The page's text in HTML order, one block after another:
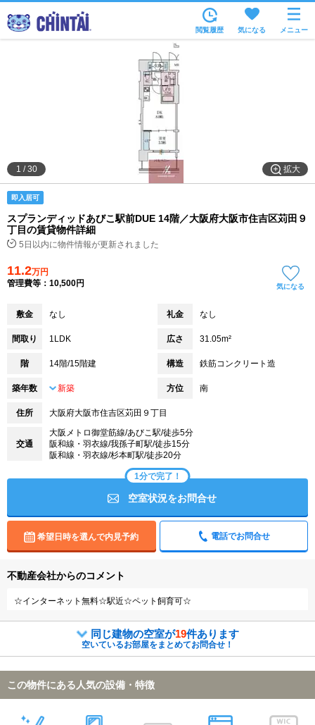
沿線・駅から
住所から
家賃相場から
物件特集から
不動産会社から
閲覧履歴 気になる メニュー
拡大
1 /30
即入居可
スプランディッドあびこ駅前DUE 14階／大阪府大阪市住吉区苅田９
丁目の賃貸物件詳細
5日以内に物件情報が更新されました
11.2万円
管理費等：10,500円
気になる
敷金 なし 礼金 なし
間取り 1LDK 広さ 31.05m²
階 14階/15階建 構造 鉄筋コンクリート造
築年数 新築 方位 南
住所 大阪府大阪市住吉区苅田９丁目
交通
大阪メトロ御堂筋線/あびこ駅/徒歩5分
阪和線・羽衣線/我孫子町駅/徒歩15分
阪和線・羽衣線/杉本町駅/徒歩20分
1分で完了！
空室状況をお問合せ
希望日時を選んで内見予約 電話でお問合せ
不動産会社からのコメント
☆インターネット無料☆駅近☆ペット飼育可☆
同じ建物の空室が19件あります
空いているお部屋をまとめてお問合せ！
この物件にある人気の設備・特徴